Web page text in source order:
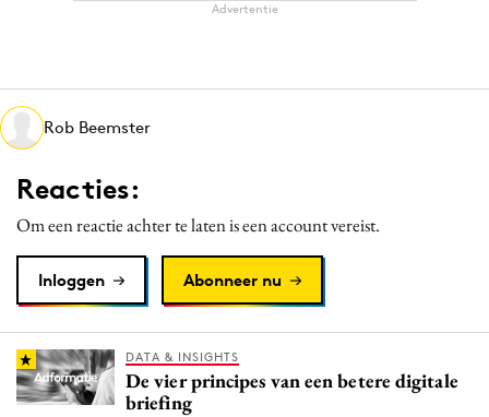
Martech
Media
Merkstrategie
Purpose Marketing
Reputatie & crisis
Advertentie
Rob Beemster
Reacties:
Om een reactie achter te laten is een account vereist.
Inloggen Abonneer nu
DATA & INSIGHTS
De vier principes van een betere digitale
briefing